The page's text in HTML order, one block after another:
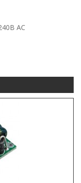
AC